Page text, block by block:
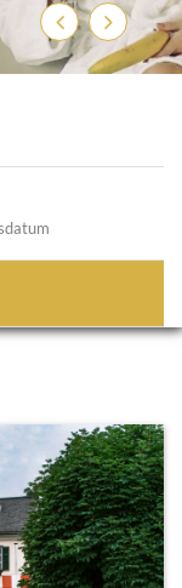
ZurückWeiter